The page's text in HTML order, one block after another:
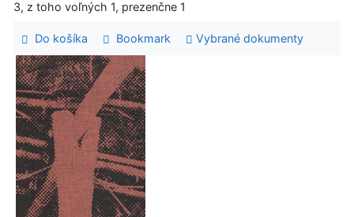
3, z toho voľných 1, prezenčne 1
Do košíka Bookmark Vybrané dokumenty